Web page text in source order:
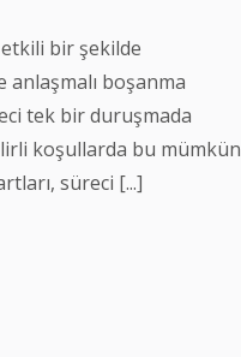
etkili bir şekilde
boşanma
tek bir duruşmada
koşullarda bu mümkün
süreci [...]